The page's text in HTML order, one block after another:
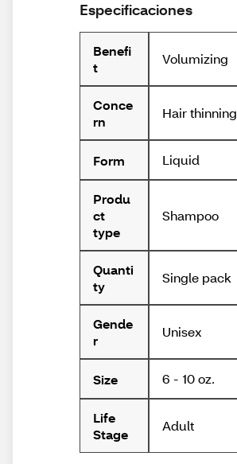
Especificaciones
Benefi
t
Volumizing
Conce
rn
Hair thinning
Form Liquid
Produ
ct
type
Shampoo
Quanti
ty
Single pack
Gende
r
Unisex
Size 6 - 10 oz.
Life
Stage
Adult